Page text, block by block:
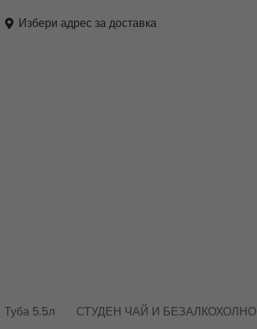
Избери адрес за доставка
Туба 5.5л СТУДЕН ЧАЙ И БЕЗАЛКОХОЛНО